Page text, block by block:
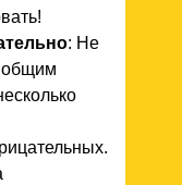
: Не
общим